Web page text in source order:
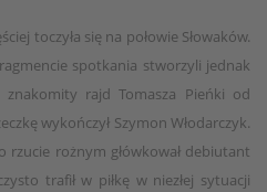
toczyła się na połowie Słowaków.
spotkania stworzyli jednak
rajd Tomasza Pieńki od
wykończył Szymon Włodarczyk.
rożnym główkował debiutant
trafił w piłkę w niezłej sytuacji